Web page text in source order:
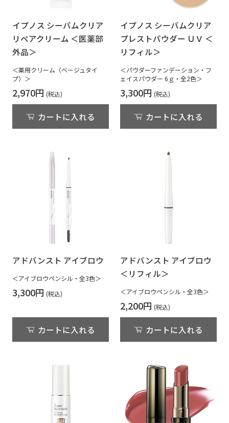
イプノス シーバムクリア
リペアクリーム ＜医薬部
外品＞
＜薬用クリーム（ベージュタイ
プ）＞
2,970円
カートに入れる
イプノス シーバムクリア
プレストパウダー ＵＶ ＜
リフィル＞
＜パウダーファンデーション・フ
ェイスパウダー 6ｇ・全2色＞
3,300円
カートに入れる
アドバンスト アイブロウ
＜アイブロウペンシル・全3色＞
3,300円
カートに入れる
アドバンスト アイブロウ
＜リフィル＞
＜アイブロウペンシル・全3色＞
2,200円
カートに入れる